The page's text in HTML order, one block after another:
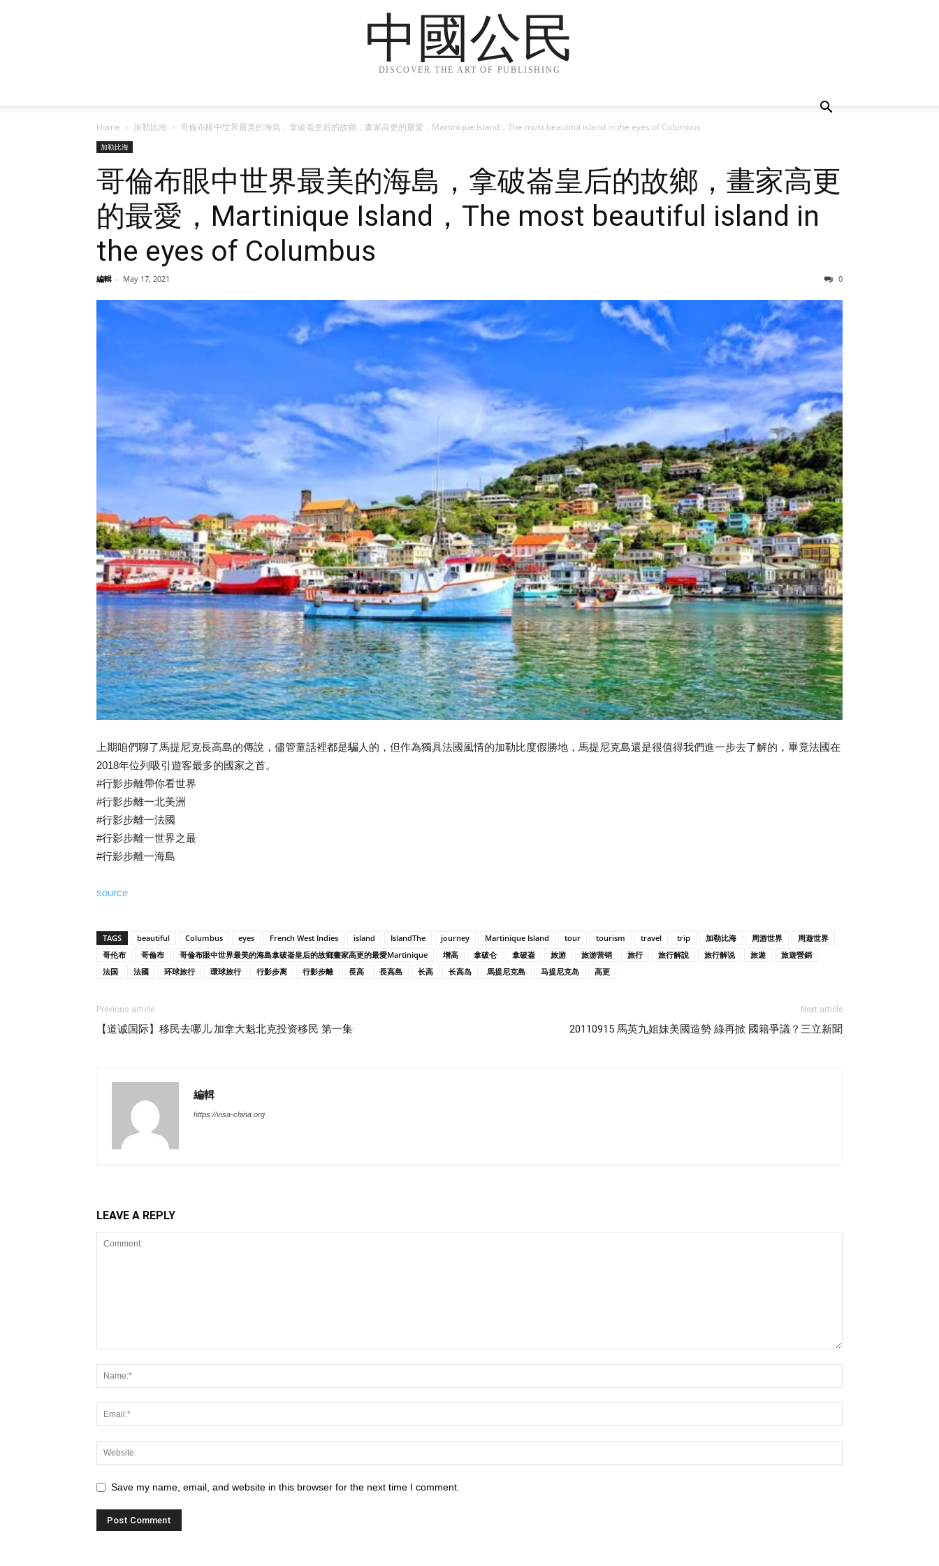
中國公民
DISCOVER THE ART OF PUBLISHING
Home 加勒比海 哥倫布眼中世界最美的海島，拿破崙皇后的故鄉，畫家高更的最愛，Martinique Island，The most beautiful island in the eyes of Columbus
加勒比海
哥倫布眼中世界最美的海島，拿破崙皇后的故鄉，畫家高更
的最愛，Martinique Island，The most beautiful island in
the eyes of Columbus
編輯 - May 17, 2021 0
上期咱們聊了馬提尼克長高島的傳說，儘管童話裡都是騙人的，但作為獨具法國風情的加勒比度假勝地，馬提尼克島還是很值得我們進一步去了解的，畢竟法國在
2018年位列吸引遊客最多的國家之首。
#行影步離帶你看世界
#行影步離一北美洲
#行影步離一法國
#行影步離一世界之最
#行影步離一海島
source
TAGS beautiful Columbus eyes French West Indies island IslandThe journey Martinique Island tour tourism travel trip 加勒比海 周游世界
周遊世界
哥伦布
哥倫布 哥倫布眼中世界最美的海島拿破崙皇后的故鄉畫家高更的最愛Martinique 增高 拿破仑 拿破崙 旅游 旅游营销 旅行 旅行解說 旅行解说 旅遊
旅遊營銷
法国
法國 环球旅行 環球旅行 行影步离 行影步離 長高 長高島 长高 长高岛 馬提尼克島 马提尼克岛 高更
Previous article
【道诚国际】移民去哪儿·加拿大魁北克投资移民 第一集·
Next article
20110915 馬英九姐妹美國造勢 綠再掀 國籍爭議？三立新聞
編輯
https://visa-china.org
LEAVE A REPLY
Save my name, email, and website in this browser for the next time I comment.